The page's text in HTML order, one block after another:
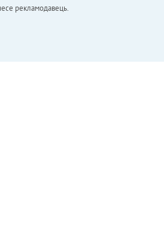
рекламодавець.